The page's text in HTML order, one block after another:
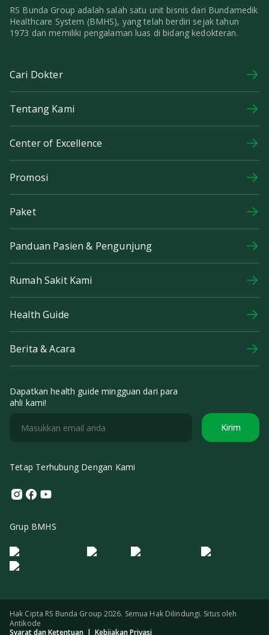
RS Bunda Group adalah salah satu unit bisnis dari Bundamedik
Healthcare System (BMHS), yang telah berdiri sejak tahun
1973 dan memiliki pengalaman luas di bidang kedokteran.
Cari Dokter
Tentang Kami
Center of Excellence
Promosi
Paket
Panduan Pasien & Pengunjung
Rumah Sakit Kami
Health Guide
Berita & Acara
Dapatkan health guide mingguan dari para
ahli kami!
Kirim
Tetap Terhubung Dengan Kami
Instagram
Facebook
Youtube
Grup BMHS
Logo Morula IFV Logo ER
Logo Diagnos
Logo IRSI
Hak Cipta RS Bunda Group 2026. Semua Hak Dilindungi. Situs oleh
Antikode
Syarat dan Ketentuan | Kebijakan Privasi